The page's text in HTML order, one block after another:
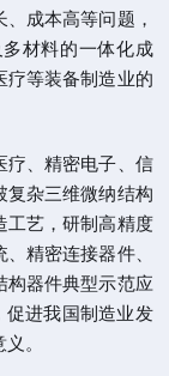
成本高等问题，
材料的一体化成
疗等装备制造业的
疗、精密电子、信
复杂三维微纳结构
工艺，研制高精度
精密连接器件、
构器件典型示范应
促进我国制造业发
。